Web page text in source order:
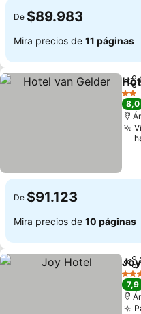
De $89.983
Mira precios de 11 páginas
2
8,0
De $91.123
Mira precios de 10 páginas
3
7,9